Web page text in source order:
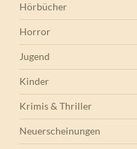
Hörbücher
Horror
Jugend
Kinder
Krimis & Thriller
Neuerscheinungen